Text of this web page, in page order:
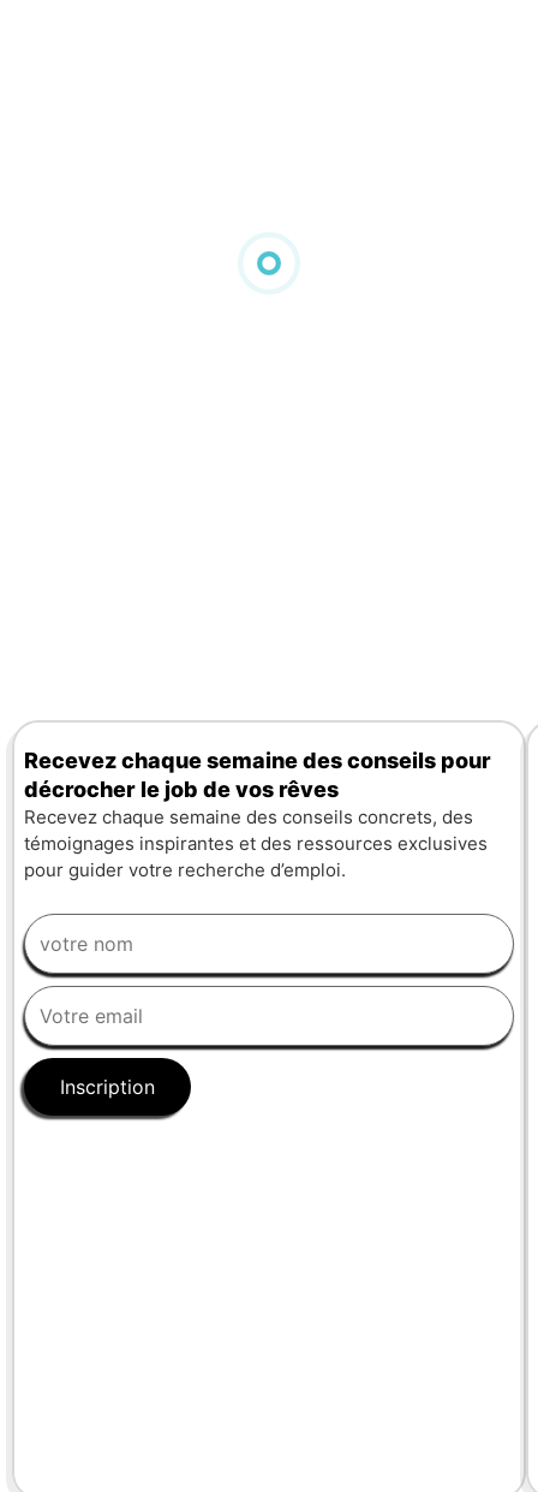
Recevez chaque semaine des conseils pour
décrocher le job de vos rêves
Recevez chaque semaine des conseils concrets, des
témoignages inspirantes et des ressources exclusives
pour guider votre recherche d’emploi.
Inscription